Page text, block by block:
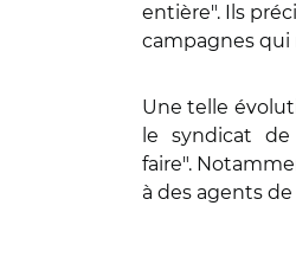
entière". Ils
campagnes qui
Une telle
le syndicat
faire".
à des agents